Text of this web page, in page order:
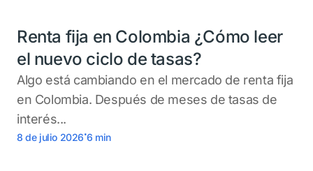
Renta fija en Colombia ¿Cómo leer
el nuevo ciclo de tasas?
Algo está cambiando en el mercado de renta fija
en Colombia. Después de meses de tasas de
interés...
8 de julio 2026.6 min